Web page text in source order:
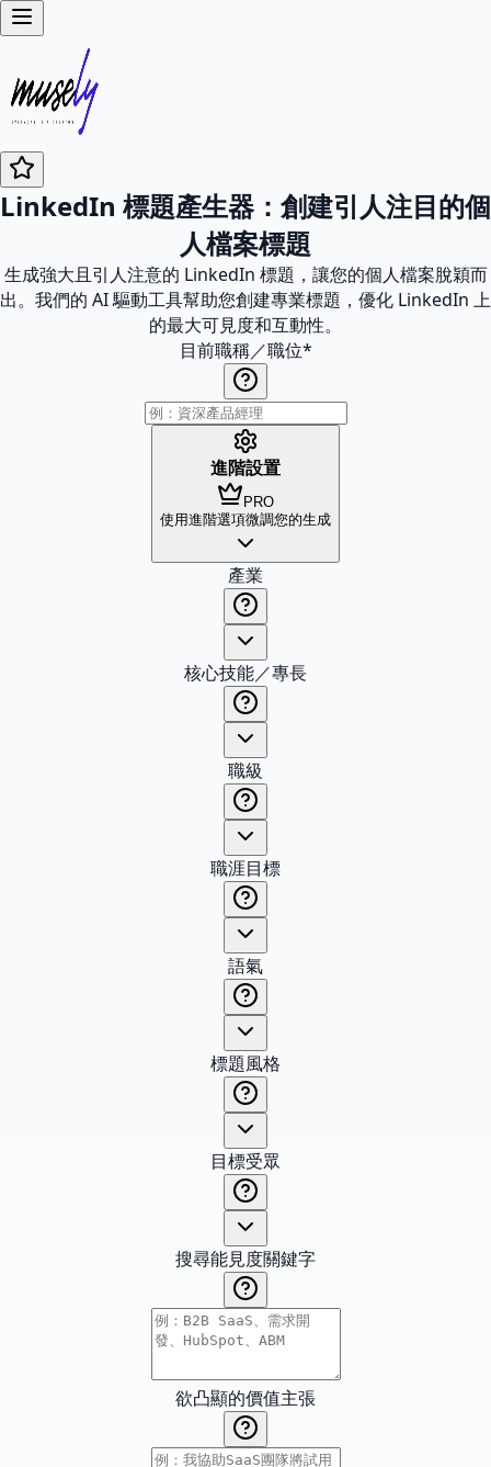
LinkedIn 標題產生器：創建引人注目的個
人檔案標題
生成強大且引人注意的 LinkedIn 標題，讓您的個人檔案脫穎而
出。我們的 AI 驅動工具幫助您創建專業標題，優化 LinkedIn 上
的最大可見度和互動性。
目前職稱／職位*
進階設置
PRO
使用進階選項微調您的生成
產業
核心技能／專長
職級
職涯目標
語氣
標題風格
目標受眾
搜尋能見度關鍵字
欲凸顯的價值主張